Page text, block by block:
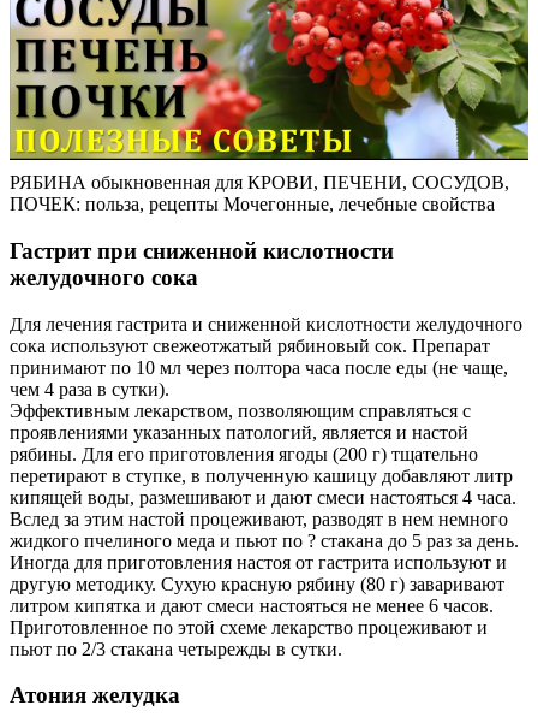
РЯБИНА обыкновенная для КРОВИ, ПЕЧЕНИ, СОСУДОВ,
ПОЧЕК: польза, рецепты Мочегонные, лечебные свойства
Гастрит при сниженной кислотности
желудочного сока
Для лечения гастрита и сниженной кислотности желудочного
сока используют свежеотжатый рябиновый сок. Препарат
принимают по 10 мл через полтора часа после еды (не чаще,
чем 4 раза в сутки).
Эффективным лекарством, позволяющим справляться с
проявлениями указанных патологий, является и настой
рябины. Для его приготовления ягоды (200 г) тщательно
перетирают в ступке, в полученную кашицу добавляют литр
кипящей воды, размешивают и дают смеси настояться 4 часа.
Вслед за этим настой процеживают, разводят в нем немного
жидкого пчелиного меда и пьют по ? стакана до 5 раз за день.
Иногда для приготовления настоя от гастрита используют и
другую методику. Сухую красную рябину (80 г) заваривают
литром кипятка и дают смеси настояться не менее 6 часов.
Приготовленное по этой схеме лекарство процеживают и
пьют по 2/3 стакана четырежды в сутки.
Атония желудка